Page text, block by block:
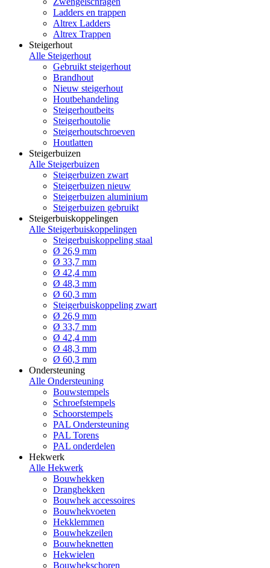
Ladders en trappen
Altrex Ladders
Altrex Trappen
Steigerhout
Alle Steigerhout
Gebruikt steigerhout
Brandhout
Nieuw steigerhout
Houtbehandeling
Steigerhoutbeits
Steigerhoutolie
Steigerhoutschroeven
Houtlatten
Steigerbuizen
Alle Steigerbuizen
Steigerbuizen zwart
Steigerbuizen nieuw
Steigerbuizen aluminium
Steigerbuizen gebruikt
Steigerbuiskoppelingen
Alle Steigerbuiskoppelingen
Steigerbuiskoppeling staal
Ø 26,9 mm
Ø 33,7 mm
Ø 42,4 mm
Ø 48,3 mm
Ø 60,3 mm
Steigerbuiskoppeling zwart
Ø 26,9 mm
Ø 33,7 mm
Ø 42,4 mm
Ø 48,3 mm
Ø 60,3 mm
Ondersteuning
Alle Ondersteuning
Bouwstempels
Schroefstempels
Schoorstempels
PAL Ondersteuning
PAL Torens
PAL onderdelen
Hekwerk
Alle Hekwerk
Bouwhekken
Dranghekken
Bouwhek accessoires
Bouwhekvoeten
Hekklemmen
Bouwhekzeilen
Bouwheknetten
Hekwielen
Bouwhekschoren